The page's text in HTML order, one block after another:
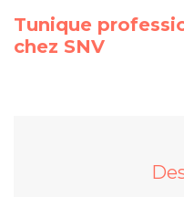
Tunique
chez SNV